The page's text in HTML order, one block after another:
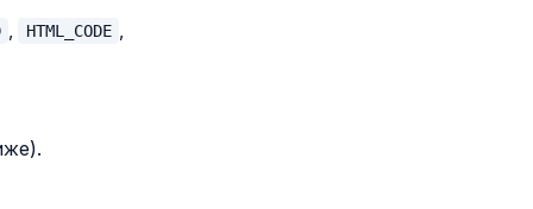
, HTML_CODE ,